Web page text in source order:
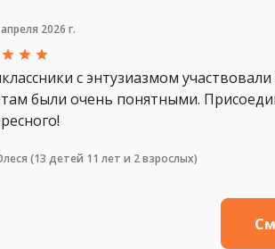
2026 г.
с энтузиазмом
были очень понятными.
(13 детей 11 лет и 2 взрослых)